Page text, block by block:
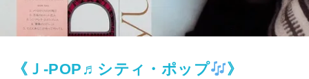
《Ｊ-POP♬シティ・ポップ 》